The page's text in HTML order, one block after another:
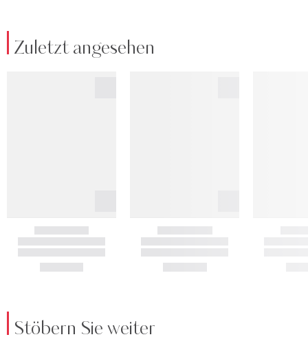
Zuletzt angesehen
Stöbern Sie weiter